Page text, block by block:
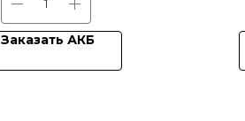
Заказать АКБ